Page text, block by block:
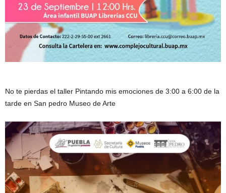
No te pierdas el taller Pintando mis emociones de 3:00 a 6:00 de la
tarde en San pedro Museo de Arte